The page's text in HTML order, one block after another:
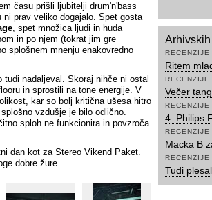
času prišli ljubitelji drum'n'bass
prav veliko dogajalo. Spet gosta
, spet množica ljudi in huda
in po njem (tokrat jim gre
splošnem mnenju enakovredno
nadaljeval. Skoraj nihče ni ostal
in sprostili na tone energije. V
kar so bolj kritična ušesa hitro
vzdušje je bilo odlično.
sploh ne funkcionira in povzroča
dan kot za Stereo Vikend Paket.
dobre žure ...
RECENZIJE
Ritem
RECENZIJE
Večer
RECENZIJE
4. Philips
RECENZIJE
Macka B
RECENZIJE
Tudi